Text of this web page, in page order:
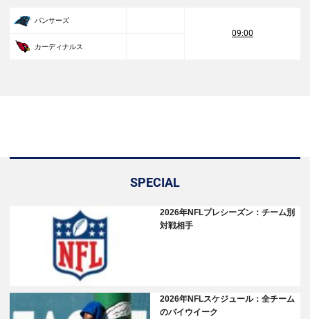
パンサーズ
09:00
カーディナルス
SPECIAL
2026年NFLプレシーズン：チーム別
対戦相手
2026年NFLスケジュール：全チーム
のバイウイーク